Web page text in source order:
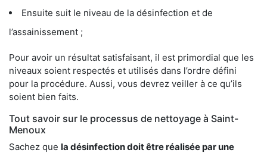
Ensuite suit le niveau de la désinfection et de
l’assainissement ;
Pour avoir un résultat satisfaisant, il est primordial que les
niveaux soient respectés et utilisés dans l’ordre défini
pour la procédure. Aussi, vous devrez veiller à ce qu’ils
soient bien faits.
Tout savoir sur le processus de nettoyage à Saint-
Menoux
Sachez que la désinfection doit être réalisée par une